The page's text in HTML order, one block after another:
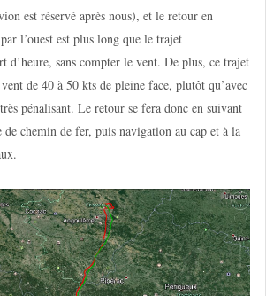
est réservé après nous), et le retour en
l’ouest est plus long que le trajet
d’heure, sans compter le vent. De plus, ce trajet
de 40 à 50 kts de pleine face, plutôt qu’avec
pénalisant. Le retour se fera donc en suivant
chemin de fer, puis navigation au cap et à la